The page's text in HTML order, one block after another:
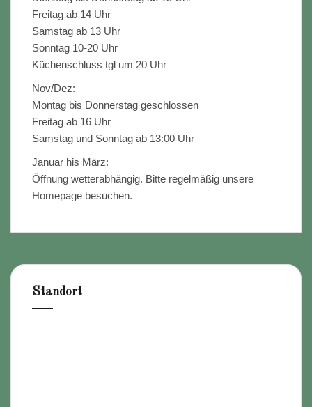
Freitag ab 14 Uhr
Samstag ab 13 Uhr
Sonntag 10-20 Uhr
Küchenschluss tgl um 20 Uhr
Nov/Dez:
Montag bis Donnerstag geschlossen
Freitag ab 16 Uhr
Samstag und Sonntag ab 13:00 Uhr
Januar his März:
Öffnung wetterabhängig. Bitte regelmäßig unsere
Homepage besuchen.
Standort